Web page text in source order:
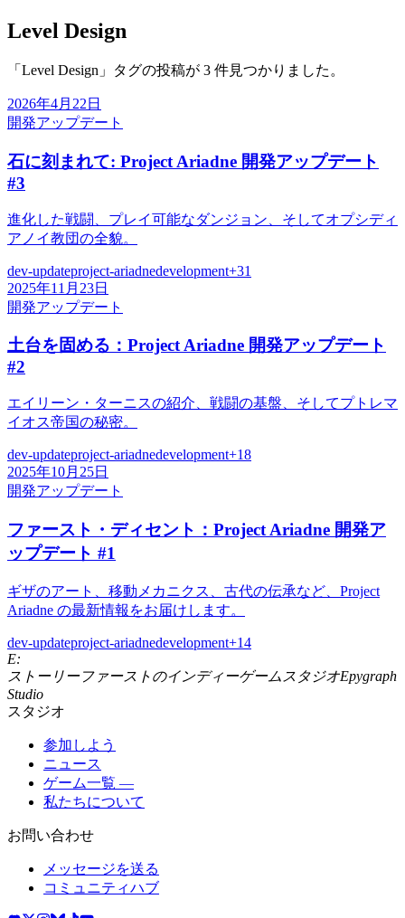
Level Design
「Level Design」タグの投稿が 3 件見つかりました。
2026年4月22日
開発アップデート
石に刻まれて: Project Ariadne 開発アップデート
#3
進化した戦闘、プレイ可能なダンジョン、そしてオプシディ
アノイ教団の全貌。
dev-updateproject-ariadnedevelopment+31
2025年11月23日
開発アップデート
土台を固める：Project Ariadne 開発アップデート
#2
エイリーン・ターニスの紹介、戦闘の基盤、そしてプトレマ
イオス帝国の秘密。
dev-updateproject-ariadnedevelopment+18
2025年10月25日
開発アップデート
ファースト・ディセント：Project Ariadne 開発ア
ップデート #1
ギザのアート、移動メカニクス、古代の伝承など、Project
Ariadne の最新情報をお届けします。
dev-updateproject-ariadnedevelopment+14
E:
ストーリーファーストのインディーゲームスタジオEpygraph
Studio
スタジオ
参加しよう
ニュース
ゲーム一覧 —
私たちについて
お問い合わせ
メッセージを送る
コミュニティハブ